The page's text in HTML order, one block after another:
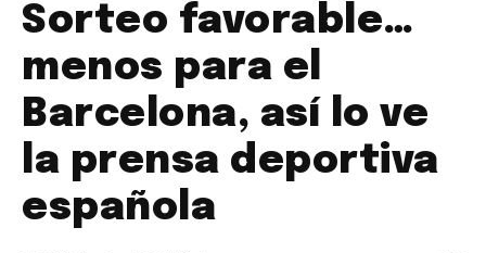
Sorteo favorable…
menos para el
Barcelona, así lo ve
la prensa deportiva
española